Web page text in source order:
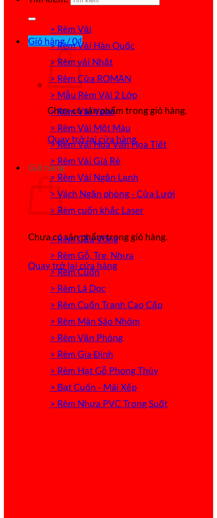
Giỏ hàng /0₫
Chưa có sản phẩm trong giỏ hàng.
Quay trở lại cửa hàng
Giỏ hàng
Chưa có sản phẩm trong giỏ hàng.
Quay trở lại cửa hàng
> Rèm Vải
> Rèm Vải Hàn Quốc
> Rèm vải Nhật
> Rèm Cửa ROMAN
> Mẫu Rèm Vải 2 Lớp
> Rèm Vải Voan
> Rèm Vải Một Màu
> Rèm Vải Hoa Văn Họa Tiết
> Rèm Vải Giá Rẻ
> Rèm Vải Ngăn Lạnh
> Vách Ngăn phòng - Cửa Lưới
> Rèm cuốn khắc Laser
> Rèm Cầu Vồng
> Rèm Gỗ, Tre, Nhựa
> Rèm Cuốn
> Rèm Lá Dọc
> Rèm Cuốn Tranh Cao Cấp
> Rèm Màn Sáo Nhôm
> Rèm Văn Phòng
> Rèm Gia Đình
> Rèm Hạt Gỗ Phong Thủy
> Bạt Cuốn - Mái Xếp
> Rèm Nhựa PVC Trong Suốt